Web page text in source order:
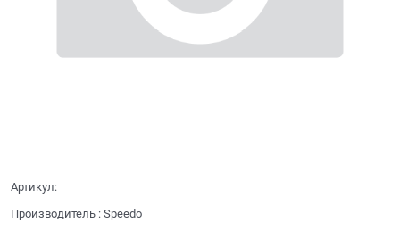
Артикул:
Производитель : Speedo